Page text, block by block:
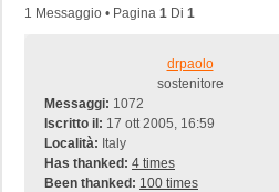
1 Messaggio • Pagina 1 Di 1
drpaolo
sostenitore
Messaggi: 1072
Iscritto il: 17 ott 2005, 16:59
Località: Italy
Has thanked: 4 times
Been thanked: 100 times